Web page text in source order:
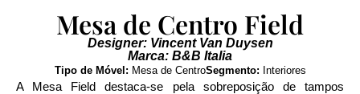
Mesa de Centro Field
Designer: Vincent Van Duysen
Marca: B&B Italia
Tipo de Móvel: Mesa de CentroSegmento: Interiores
A Mesa Field destaca-se pela sobreposição de tampos